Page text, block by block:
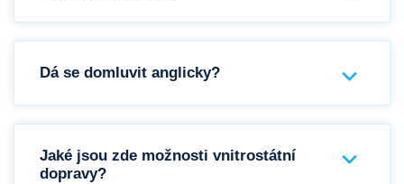
Dá se domluvit anglicky?
Jaké jsou zde možnosti vnitrostátní
dopravy?